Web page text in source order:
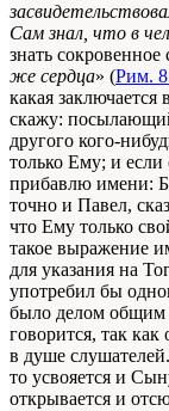
Сам знал, что в
знать сокровенное
же сердца» (Рим.
какая
скажу:
другого кого-
только Ему; и
прибавлю имени:
точно и Павел,
что Ему только
такое выражение
для указания на
употребил бы
было делом общим
говорится, так
в душе
то усвояется и
открывается и